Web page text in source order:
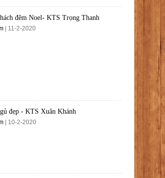
đêm Noel- KTS Trọng Thanh
| 11-2-2020
đẹp - KTS Xuân Khánh
| 10-2-2020